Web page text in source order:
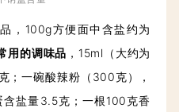
，100g方便面中含盐约为
用的调味品 ，15ml（大约为
；一碗酸辣粉（300克），
盐量3.5克；一根100克香